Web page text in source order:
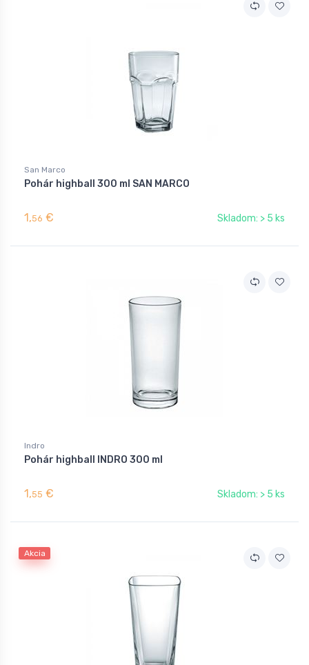
San Marco
Pohár highball 300 ml SAN MARCO
1,56 € Skladom: > 5 ks
Indro
Pohár highball INDRO 300 ml
1,55 € Skladom: > 5 ks
Akcia